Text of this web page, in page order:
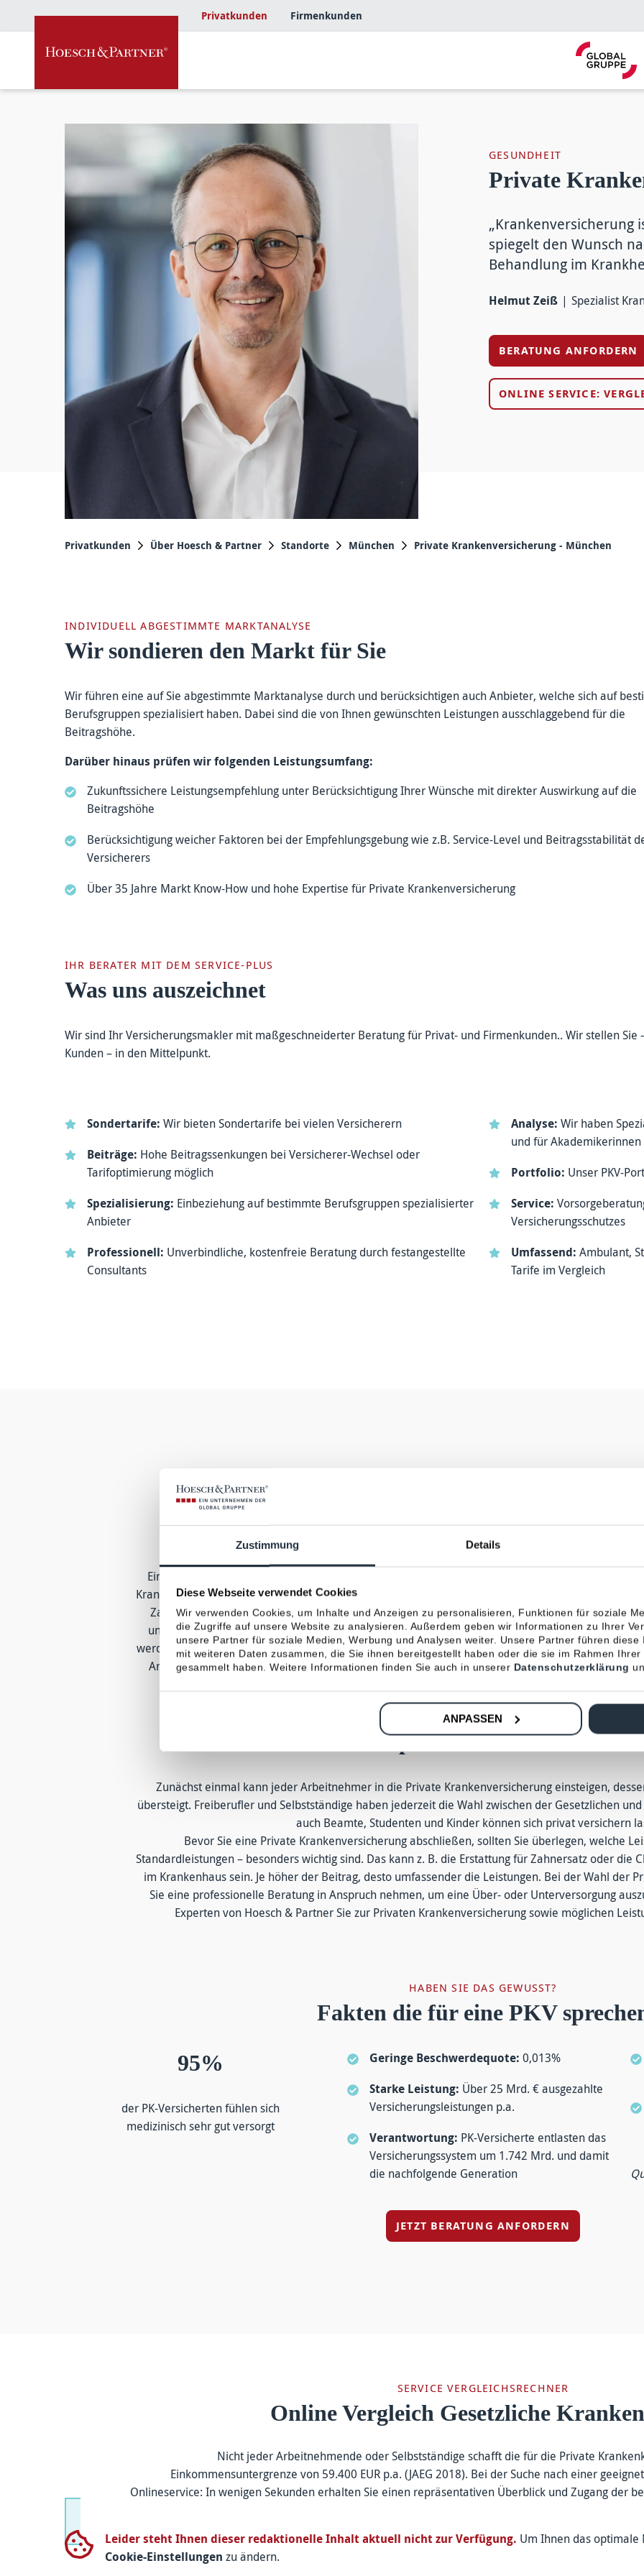
Zustimmung Details
Diese Webseite verwendet Cookies
Wir verwenden Cookies, um Inhalte und Anzeigen zu personalisieren, Funktionen für soziale
die Zugriffe auf unsere Website zu analysieren. Außerdem geben wir Informationen zu Ihrer
unsere Partner für soziale Medien, Werbung und Analysen weiter. Unsere Partner führen
mit weiteren Daten zusammen, die Sie ihnen bereitgestellt haben oder die sie im Rahmen Ihrer
gesammelt haben. Weitere Informationen finden Sie auch in unserer Datenschutzerklärung
ANPASSEN
Privatkunden Firmenkunden
Private
GESUNDHEIT
„Krankenversicherung
spiegelt den Wunsch
Behandlung im
Helmut Zeiß Spezialist
BERATUNG ANFORDERN
ONLINE SERVICE:
Privatkunden Über Hoesch & Partner Standorte München Private Krankenversicherung - München
INDIVIDUELL ABGESTIMMTE MARKTANALYSE
Wir sondieren den Markt für Sie
Wir führen eine auf Sie abgestimmte Marktanalyse durch und berücksichtigen auch Anbieter, welche sich auf
Berufsgruppen spezialisiert haben. Dabei sind die von Ihnen gewünschten Leistungen ausschlaggebend für die
Beitragshöhe.
Darüber hinaus prüfen wir folgenden Leistungsumfang:
Zukunftssichere Leistungsempfehlung unter Berücksichtigung Ihrer Wünsche mit direkter Auswirkung auf die
Beitragshöhe
Berücksichtigung weicher Faktoren bei der Empfehlungsgebung wie z.B. Service-Level und Beitragsstabilität
Versicherers
Über 35 Jahre Markt Know-How und hohe Expertise für Private Krankenversicherung
IHR BERATER MIT DEM SERVICE-PLUS
Was uns auszeichnet
Wir sind Ihr Versicherungsmakler mit maßgeschneiderter Beratung für Privat- und Firmenkunden.. Wir stellen Sie
Kunden – in den Mittelpunkt.
Sondertarife: Wir bieten Sondertarife bei vielen Versicherern
Beiträge: Hohe Beitragssenkungen bei Versicherer-Wechsel oder
Tarifoptimierung möglich
Spezialisierung: Einbeziehung auf bestimmte Berufsgruppen spezialisierter
Anbieter
Professionell: Unverbindliche, kostenfreie Beratung durch festangestellte
Consultants
Analyse: Wir haben
und für
Portfolio: Unser PKV-
Service:
Versicherungsschutzes
Umfassend: Ambulant,
Tarife im Vergleich
Was sind die Vorteile einer privaten
Eine Private Krankenversicherung (PKV) gibt Ihnen die Möglichkeit, Ihr Versorgungsniveau selbst
Krankenkasse gelten feste Tarife und ein einheitlicher Leistungskatalog für alle Versicherten.
Zahnersatz müssen separat über Zusatzversicherungen abgedeckt werden. Bei der Privaten
unabhängig von solchen festen Vorgaben. Sowohl der Tarif als auch der medizinische
werden. Sie bestimmen, welche Leistungen Sie beziehen möchten. Außerdem erhalten
Arzttermin oder bessere medizinische Produkte und Behandlungen. Hoesch & Partner informiert
Was sollte ich bei einer private
Zunächst einmal kann jeder Arbeitnehmer in die Private Krankenversicherung einsteigen,
übersteigt. Freiberufler und Selbstständige haben jederzeit die Wahl zwischen der Gesetzlichen
auch Beamte, Studenten und Kinder können sich privat versichern
Bevor Sie eine Private Krankenversicherung abschließen, sollten Sie überlegen, welche
Standardleistungen – besonders wichtig sind. Das kann z. B. die Erstattung für Zahnersatz oder die
im Krankenhaus sein. Je höher der Beitrag, desto umfassender die Leistungen. Bei der Wahl der
Sie eine professionelle Beratung in Anspruch nehmen, um eine Über- oder Unterversorgung
Experten von Hoesch & Partner Sie zur Privaten Krankenversicherung sowie möglichen
HABEN SIE DAS GEWUSST?
Fakten die für eine PKV
95%
der PK-Versicherten fühlen sich
medizinisch sehr gut versorgt
Geringe Beschwerdequote: 0,013%
Starke Leistung: Über 25 Mrd. € ausgezahlte
Versicherungsleistungen p.a.
Verantwortung: PK-Versicherte entlasten das
Versicherungssystem um 1.742 Mrd. und damit
die nachfolgende Generation
JETZT BERATUNG ANFORDERN
SERVICE VERGLEICHSRECHNER
Online Vergleich Gesetzliche
Nicht jeder Arbeitnehmende oder Selbstständige schafft die für die Private
Einkommensuntergrenze von 59.400 EUR p.a. (JAEG 2018). Bei der Suche nach einer
Onlineservice: In wenigen Sekunden erhalten Sie einen repräsentativen Überblick und Zugang der
Leider steht Ihnen dieser redaktionelle Inhalt aktuell nicht zur Verfügung. Um Ihnen das
Cookie-Einstellungen zu ändern.